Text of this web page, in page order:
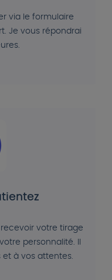
via le formulaire
Je vous répondrai
votre tirage
personnalité. Il
et à vos attentes.